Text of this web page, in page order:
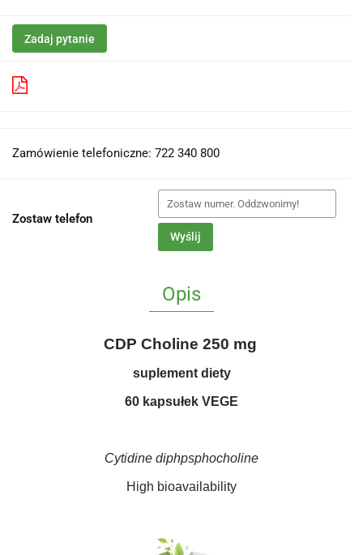
Zadaj pytanie
Zamówienie telefoniczne: 722 340 800
Zostaw telefon
Wyślij
Opis
CDP Choline 250 mg
suplement diety
60 kapsułek VEGE
Cytidine diphpsphocholine
High bioavailability